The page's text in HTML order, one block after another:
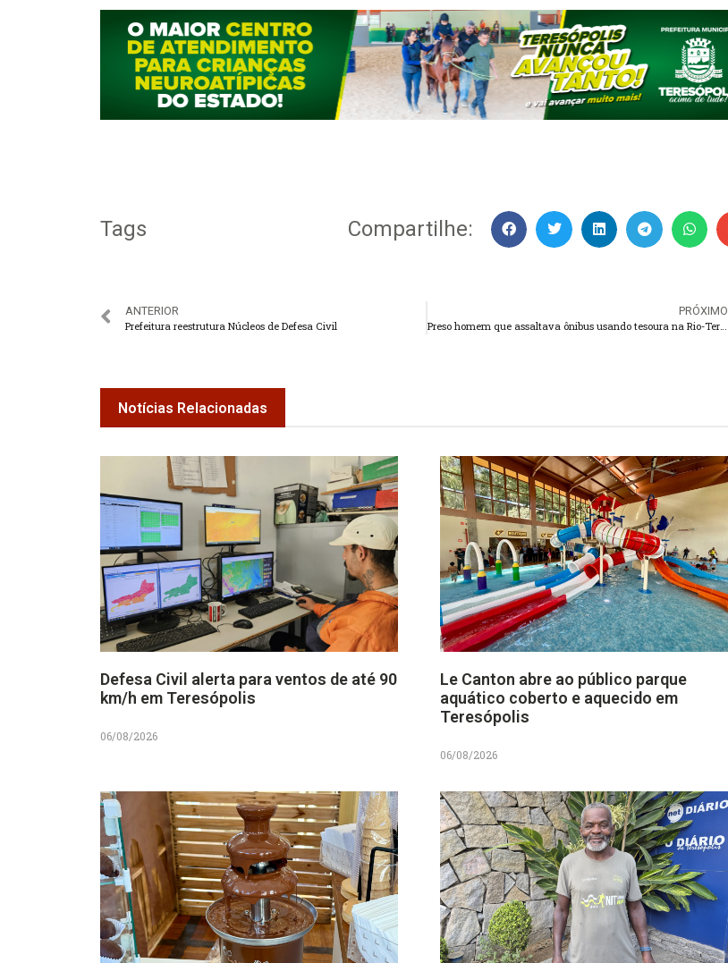
Tags Compartilhe:
ANTERIOR
Prefeitura reestrutura Núcleos de Defesa Civil
PRÓXIMO
Notícias Relacionadas
Defesa Civil alerta para ventos de até 90
km/h em Teresópolis
06/08/2026
Le Canton abre ao público parque
aquático coberto e aquecido em
Teresópolis
06/08/2026